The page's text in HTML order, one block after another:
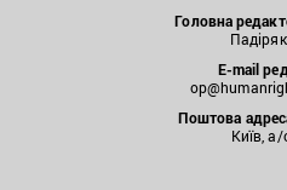
Головна
E-mail
Поштова
Київ, а/